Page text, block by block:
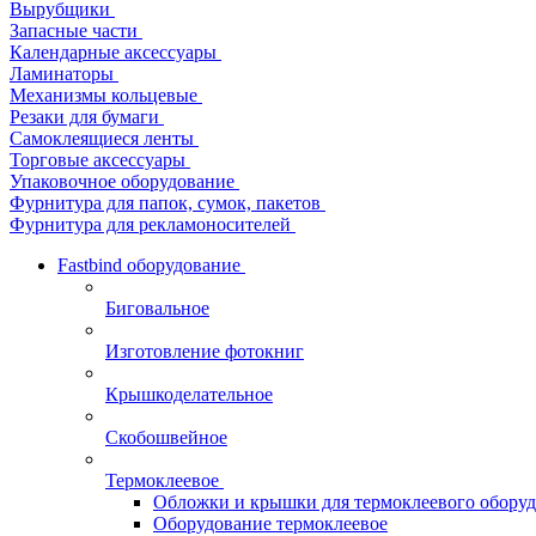
Вырубщики
Запасные части
Календарные аксессуары
Ламинаторы
Механизмы кольцевые
Резаки для бумаги
Самоклеящиеся ленты
Торговые аксессуары
Упаковочное оборудование
Фурнитура для папок, сумок, пакетов
Фурнитура для рекламоносителей
Fastbind оборудование
Биговальное
Изготовление фотокниг
Крышкоделательное
Скобошвейное
Термоклеевое
Обложки и крышки для термоклеевого
Оборудование термоклеевое